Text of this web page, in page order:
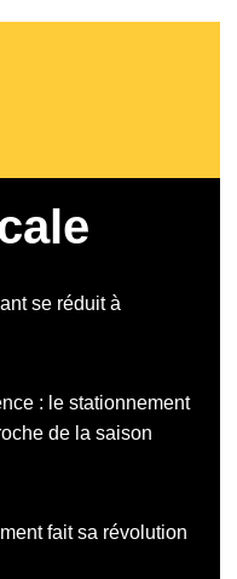
se réduit à
: le stationnement
de la saison
fait sa révolution